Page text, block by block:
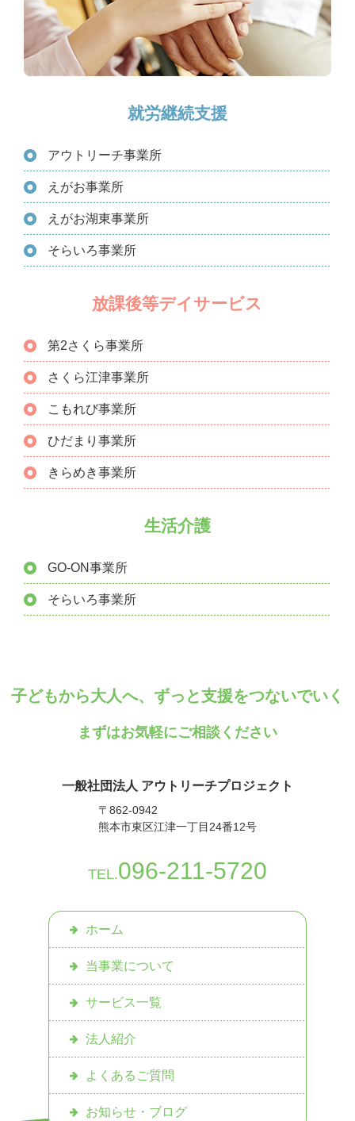
就労継続支援
アウトリーチ事業所
えがお事業所
えがお湖東事業所
そらいろ事業所
放課後等デイサービス
第2さくら事業所
さくら江津事業所
こもれび事業所
ひだまり事業所
きらめき事業所
生活介護
GO-ON事業所
そらいろ事業所
子どもから大人へ、ずっと支援をつないでいく
まずはお気軽にご相談ください
一般社団法人 アウトリーチプロジェクト
〒862-0942
熊本市東区江津一丁目24番12号
TEL.096-211-5720
ホーム
当事業について
サービス一覧
法人紹介
よくあるご質問
お知らせ・ブログ